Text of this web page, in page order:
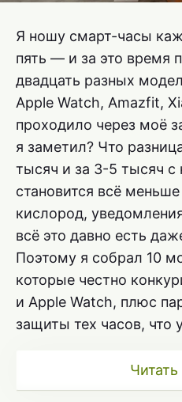
Я ношу смарт-часы
пять — и за это время
двадцать разных
Apple Watch, Amazfit,
проходило через моё
я заметил? Что
тысяч и за 3-5 тысяч
становится всё
кислород,
всё это давно есть
Поэтому я собрал 10
которые честно
и Apple Watch, плюс
защиты тех часов, что